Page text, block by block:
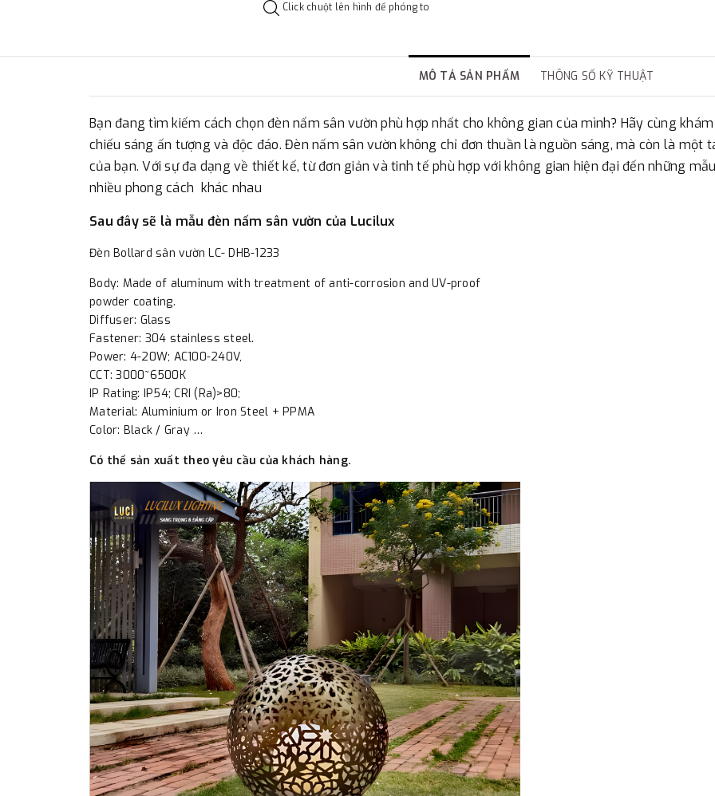
Click chuột lên hình để phóng to
MÔ TẢ SẢN PHẨM THÔNG SỐ KỸ THUẬT
Bạn đang tìm kiếm cách chọn đèn nấm sân vườn phù hợp nhất cho không gian của mình? Hãy cùng
chiếu sáng ấn tượng và độc đáo. Đèn nấm sân vườn không chỉ đơn thuần là nguồn sáng, mà còn là một
của bạn. Với sự đa dạng về thiết kế, từ đơn giản và tinh tế phù hợp với không gian hiện đại đến những
nhiều phong cách khác nhau
Sau đây sẽ là mẫu đèn nấm sân vườn của Lucilux
Đèn Bollard sân vườn LC- DHB-1233
Body: Made of aluminum with treatment of anti-corrosion and UV-proof
powder coating.
Diffuser: Glass
Fastener: 304 stainless steel.
Power: 4-20W; AC100-240V,
CCT: 3000~6500K
IP Rating: IP54; CRI (Ra)>80;
Material: Aluminium or Iron Steel + PPMA
Color: Black / Gray …
Có thể sản xuất theo yêu cầu của khách hàng.